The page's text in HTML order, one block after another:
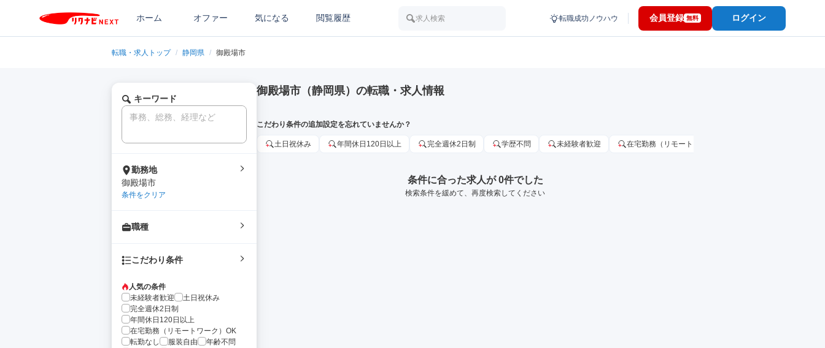
ホーム オファー 気になる 閲覧履歴 求人検索 転職成功ノウハウ 会員登録 無料 ログイン
転職・求人トップ / 静岡県 / 御殿場市
キーワード
勤務地
御殿場市
条件をクリア
職種
こだわり条件
人気の条件
未経験者歓迎
土日祝休み
完全週休2日制
年間休日120日以上
在宅勤務（リモートワーク）OK
転勤なし
服装自由
年齢不問
御殿場市（静岡県）の転職・求人情報
こだわり条件の追加設定を忘れていませんか？
土日祝休み 年間休日120日以上 完全週休2日制 学歴不問 未経験者歓迎 在宅勤務（リモートワーク）OK
条件に合った求人が 0件でした
検索条件を緩めて、再度検索してください